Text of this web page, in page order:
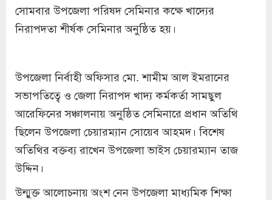
সোমবার উপজেলা পরিষদ সেমিনার কক্ষে খাদ্যের
নিরাপদতা শীর্ষক সেমিনার অনুষ্ঠিত হয়।
উপজেলা নির্বাহী অফিসার মো. শামীম আল ইমরানের
সভাপতিত্বে ও জেলা নিরাপদ খাদ্য কর্মকর্তা সামছুল
আরেফিনের সঞ্চালনায় অনুষ্ঠিত সেমিনারে প্রধান অতিথি
ছিলেন উপজেলা চেয়ারম্যান সোয়েব আহমদ। বিশেষ
অতিথির বক্তব্য রাখেন উপজেলা ভাইস চেয়ারম্যান তাজ
উদ্দিন।
উন্মুক্ত আলোচনায় অংশ নেন উপজেলা মাধ্যমিক শিক্ষা